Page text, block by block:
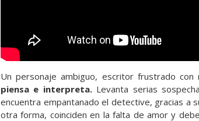
Un personaje ambiguo, escritor frustrado con
piensa e interpreta.Levanta serias
encuentra empantanado el detective, gracias a
otra forma, coinciden en la falta de amor y